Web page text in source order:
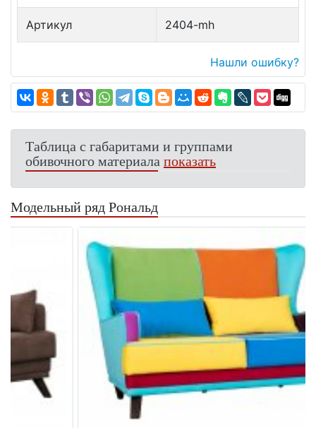
Артикул 2404-mh
Нашли ошибку?
Таблица с габаритами и группами
обивочного материалапоказать
Модельный ряд Рональд